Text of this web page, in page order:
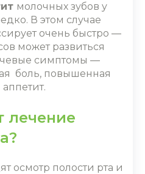
молочных зубов у
В этом случае
очень быстро ―
может развиться
симптомы ―
боль, повышенная
лечение
осмотр полости рта и